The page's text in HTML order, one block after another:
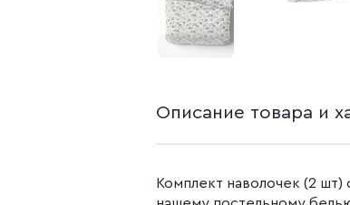
Описание товара и
Комплект наволочек (2